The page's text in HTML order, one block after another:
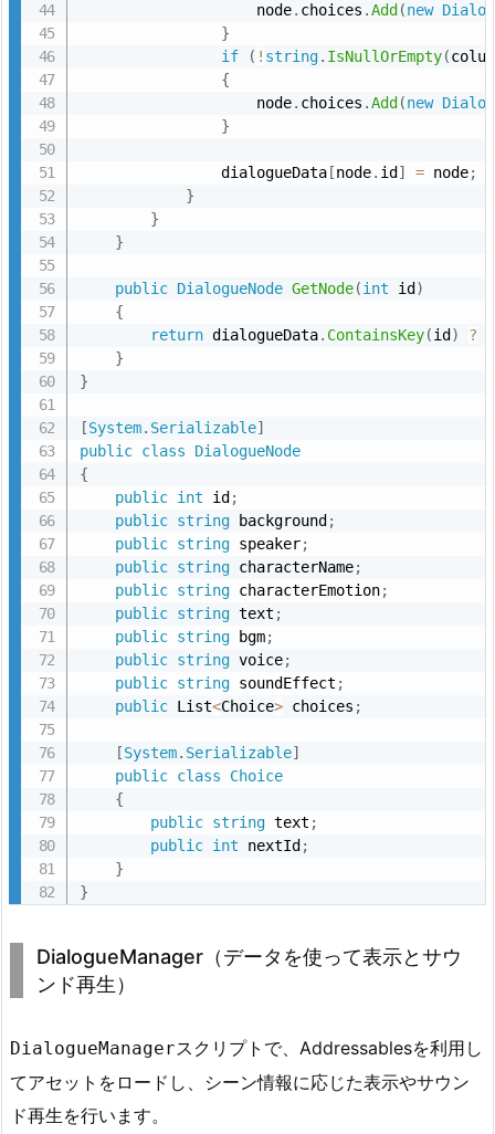
                    node
. choices .Add (new
}
if
( ! string. IsNullOrEmpty(
{
                    node
. choices .Add (new
}
                dialogueData
[node. id ] = node;
}
}
}
public DialogueNode GetNode(int id )
{
return dialogueData. ContainsKey(id ) ?
}
}
[System. Serializable]
public class
DialogueNode
{
public int id ;
public string background ;
public string speaker;
public string characterName;
public string characterEmotion;
public string text ;
public string bgm;
public string voice;
public string soundEffect ;
public List<Choice> choices ;
[System. Serializable]
public class
Choice
{
public string text ;
public int nextId ;
}
}
DialogueManager（データを使って表示とサウ
ンド再生）
DialogueManagerスクリプトで、Addressablesを利用し
てアセットをロードし、シーン情報に応じた表示やサウン
ド再生を行います。